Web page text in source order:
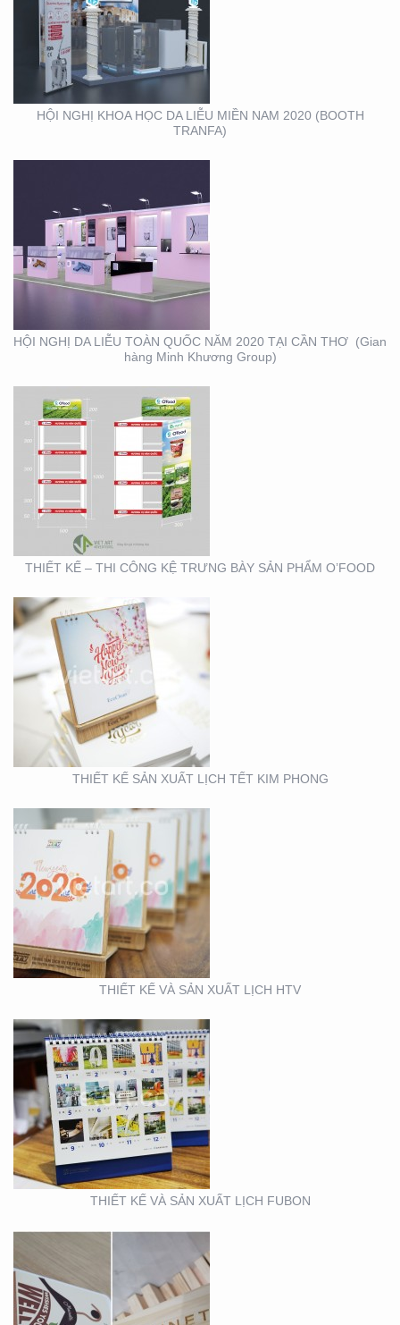
HỘI NGHỊ KHOA HỌC DA LIỄU MIỀN NAM 2020 (BOOTH
TRANFA)
HỘI NGHỊ DA LIỄU
TOÀN QUỐC NĂM 2020
TẠI CẦN THƠ (GIAN
HÀNG MINH KHƯƠNG
GROUP)
HỘI NGHỊ DA LIỄU TOÀN QUỐC NĂM 2020 TẠI CẦN THƠ (Gian
hàng Minh Khương Group)
THIẾT KẾ – THI CÔNG
KỆ TRƯNG BÀY SẢN
PHẨM O’FOOD
THIẾT KẾ – THI CÔNG KỆ TRƯNG BÀY SẢN PHẨM O’FOOD
THIẾT KẾ SẢN XUẤT
LỊCH TẾT KIM PHONG
THIẾT KẾ SẢN XUẤT LỊCH TẾT KIM PHONG
THIẾT KẾ VÀ SẢN XUẤT
LỊCH HTV
THIẾT KẾ VÀ SẢN XUẤT LỊCH HTV
THIẾT KẾ VÀ SẢN XUẤT
LỊCH FUBON
THIẾT KẾ VÀ SẢN XUẤT LỊCH FUBON
THIẾT KẾ MẪU VÀ SẢN
XUẤT LỊCH MAINETTI
MẪU THIẾT KẾ LỊCH
TẾT